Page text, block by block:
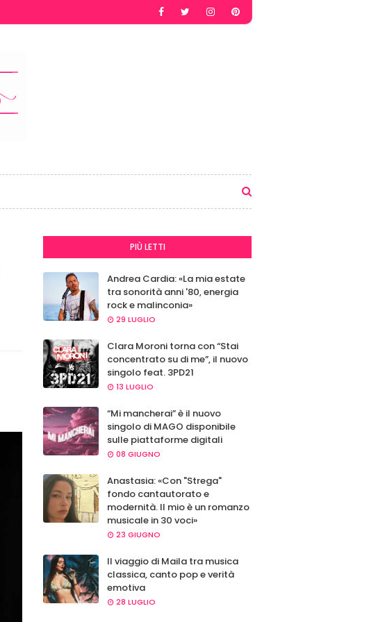
PIÙ LETTI
Andrea Cardia: «La mia estate
tra sonorità anni '80, energia
rock e malinconia»
29 LUGLIO
Clara Moroni torna con “Stai
concentrato su di me”, il nuovo
singolo feat. 3PD21
13 LUGLIO
“Mi mancherai” è il nuovo
singolo di MAGO disponibile
sulle piattaforme digitali
08 GIUGNO
Anastasia: «Con "Strega"
fondo cantautorato e
modernità. Il mio è un romanzo
musicale in 30 voci»
23 GIUGNO
Il viaggio di Maila tra musica
classica, canto pop e verità
emotiva
28 LUGLIO